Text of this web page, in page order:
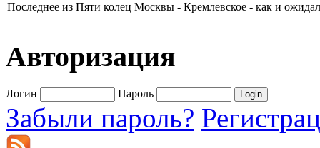
Последнее из Пяти колец Москвы - Кремлевское - как и
Авторизация
Логин Пароль
Забыли пароль?